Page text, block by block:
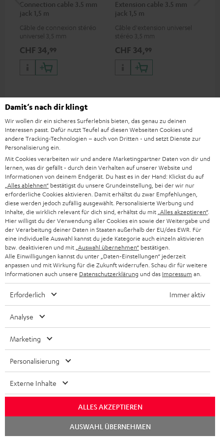
Connection cable 3.5 mm
jack 1,5 m
Câble de connexion stéréo
universel 3,5 mm
CHF 34,99
Extension cable 3.5 mm
jack 1,5 m
Câble d'extension universel
stéréo 3,5 mm
CHF 34,99
Matériel inclus
MYND
1 × Sangle MYND
Téléchargement et support
D
u
Mode d’emploi: MYND
Déclaration de conformité: MYND
chat
Damit‘s nach dir klingt
Wir wollen dir ein sicheres Surferlebnis bieten, das genau zu deinen
Interessen passt. Dafür nutzt Teufel auf diesen Webseiten Cookies und
andere Tracking-Technologien – auch von Dritten - und setzt Dienste zur
Personalisierung ein.
Mit Cookies verarbeiten wir und andere Marketingpartner Daten von dir und
lernen, was dir gefällt - durch dein Verhalten auf unserer Website und
Informationen von deinem Endgerät. Du hast es in der Hand: Klickst du auf
„Alles ablehnen“ bestätigst du unsere Grundeinstellung, bei der wir nur
erforderliche Cookies aktivieren. Damit erhältst du zwar Empfehlungen,
diese werden jedoch zufällig ausgewählt. Personalisierte Werbung und
Inhalte, die wirklich relevant für dich sind, erhältst du mit „Alles akzeptieren“.
Hier willigst du der Verwendung aller Cookies ein sowie der Weitergabe und
der Verarbeitung deiner Daten in Staaten außerhalb der EU/des EWR. Für
eine individuelle Auswahl kannst du jede Kategorie auch einzeln aktivieren
bzw. deaktivieren und mit „Auswahl übernehmen“ bestätigen.
Alle Einwilligungen kannst du unter „Daten-Einstellungen“ jederzeit
anpassen und mit Wirkung für die Zukunft widerrufen. Schau dir für weitere
Informationen auch unsere Datenschutzerklärung und das Impressum an.
Erforderlich Immer aktiv
Analyse
Marketing
Personalisierung
Externe Inhalte
ALLES AKZEPTIEREN
AUSWAHL ÜBERNEHMEN